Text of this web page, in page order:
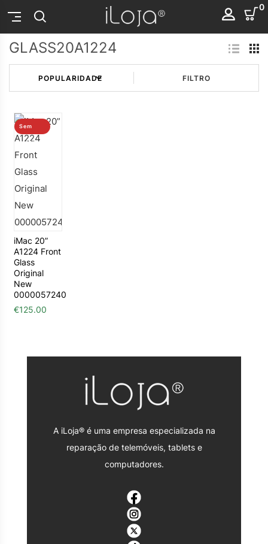
0
GLASS20A1224
FILTRO
Sem
stock
iMac 20”
A1224 Front
Glass
Original
New
0000057240
€125.00
A iLoja® é uma empresa especializada na
reparação de telemóveis, tablets e
computadores.